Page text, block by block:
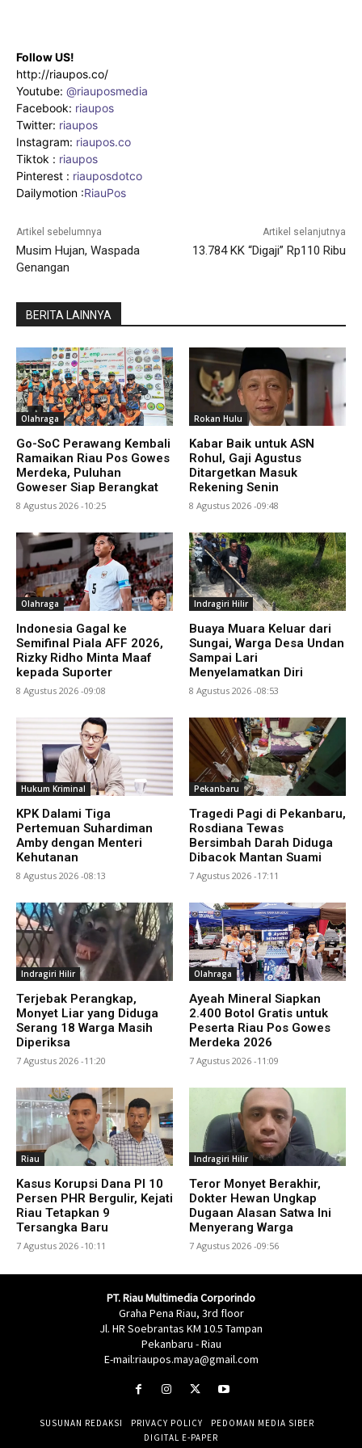
Follow US!
http://riaupos.co/
Youtube: @riauposmedia
Facebook: riaupos
Twitter: riaupos
Instagram: riaupos.co
Tiktok : riaupos
Pinterest : riauposdotco
Dailymotion :RiauPos
Artikel sebelumnya
Musim Hujan, Waspada
Genangan
Artikel selanjutnya
13.784 KK “Digaji” Rp110 Ribu
BERITA LAINNYA
Olahraga
Go-SoC Perawang Kembali
Ramaikan Riau Pos Gowes
Merdeka, Puluhan
Goweser Siap Berangkat
8 Agustus 2026 -10:25
Rokan Hulu
Kabar Baik untuk ASN
Rohul, Gaji Agustus
Ditargetkan Masuk
Rekening Senin
8 Agustus 2026 -09:48
Olahraga
Indonesia Gagal ke
Semifinal Piala AFF 2026,
Rizky Ridho Minta Maaf
kepada Suporter
8 Agustus 2026 -09:08
Indragiri Hilir
Buaya Muara Keluar dari
Sungai, Warga Desa Undan
Sampai Lari
Menyelamatkan Diri
8 Agustus 2026 -08:53
Hukum Kriminal
KPK Dalami Tiga
Pertemuan Suhardiman
Amby dengan Menteri
Kehutanan
8 Agustus 2026 -08:13
Pekanbaru
Tragedi Pagi di Pekanbaru,
Rosdiana Tewas
Bersimbah Darah Diduga
Dibacok Mantan Suami
7 Agustus 2026 -17:11
Indragiri Hilir
Terjebak Perangkap,
Monyet Liar yang Diduga
Serang 18 Warga Masih
Diperiksa
7 Agustus 2026 -11:20
Olahraga
Ayeah Mineral Siapkan
2.400 Botol Gratis untuk
Peserta Riau Pos Gowes
Merdeka 2026
7 Agustus 2026 -11:09
Riau
Kasus Korupsi Dana PI 10
Persen PHR Bergulir, Kejati
Riau Tetapkan 9
Tersangka Baru
7 Agustus 2026 -10:11
Indragiri Hilir
Teror Monyet Berakhir,
Dokter Hewan Ungkap
Dugaan Alasan Satwa Ini
Menyerang Warga
7 Agustus 2026 -09:56
PT. Riau Multimedia Corporindo
Graha Pena Riau, 3rd floor
Jl. HR Soebrantas KM 10.5 Tampan
Pekanbaru - Riau
E-mail:riaupos.maya@gmail.com
SUSUNAN REDAKSI PRIVACY POLICY
PEDOMAN MEDIA SIBER
DIGITAL E-PAPER